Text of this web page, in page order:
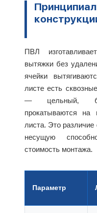
ПВЛ
вытяжки без
ячейки
листе есть
— цельный,
прокатываются на
листа. Это
несущую
стоимость монтажа.
Параметр